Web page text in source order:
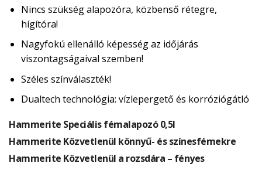
Nincs szükség alapozóra, közbenső rétegre,
hígítóra!
Nagyfokú ellenálló képesség az időjárás
viszontagságaival szemben!
Széles színválaszték!
Dualtech technológia: vízlepergető és korróziógátló
Hammerite Speciális fémalapozó 0,5l
Hammerite Közvetlenül könnyű- és színesfémekre
Hammerite Közvetlenül a rozsdára – fényes